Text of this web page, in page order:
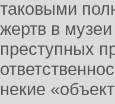
таковыми
жертв в
преступных
некие